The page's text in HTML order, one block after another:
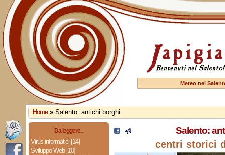
Meteo nel
Home » Salento: antichi borghi
Da leggere...
Virus informatici [14]
Sviluppo Web [10]
Salento:
centri storici